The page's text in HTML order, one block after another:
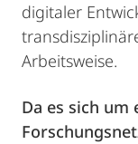
digitaler
Arbeitsweise.
Da es sich